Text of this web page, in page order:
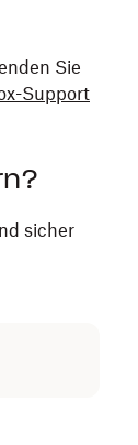
Sie
Support
sicher